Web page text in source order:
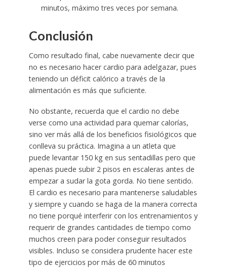
minutos, máximo tres veces por semana.
Conclusión
Como resultado final, cabe nuevamente decir que
no es necesario hacer cardio para adelgazar, pues
teniendo un déficit calórico a través de la
alimentación es más que suficiente.
No obstante, recuerda que el cardio no debe
verse como una actividad para quemar calorías,
sino ver más allá de los beneficios fisiológicos que
conlleva su práctica. Imagina a un atleta que
puede levantar 150 kg en sus sentadillas pero que
apenas puede subir 2 pisos en escaleras antes de
empezar a sudar la gota gorda. No tiene sentido.
El cardio es necesario para mantenerse saludables
y siempre y cuando se haga de la manera correcta
no tiene porqué interferir con los entrenamientos y
requerir de grandes cantidades de tiempo como
muchos creen para poder conseguir resultados
visibles. Incluso se considera prudente hacer este
tipo de ejercicios por más de 60 minutos